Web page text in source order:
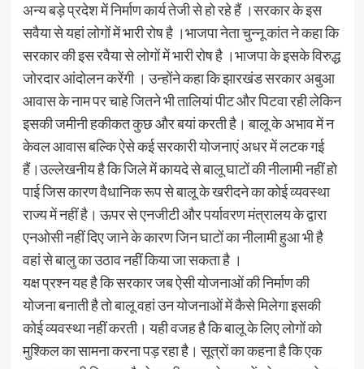
अन्य बड़े प्रदेश में निर्माण कार्य तेजी से हो रहे हैं ।सरकार के इस
सवैया से यहां लोगों में भारी रोष है ।भाजपा नेता चुन्नू कांत ने कहा कि
सरकार की इस रवैया से लोगों में भारी रोष है ।भाजपा के इसके विरुद्ध
जोरदार आंदोलन करेंगी । उन्होंने कहा कि झारखंड सरकार अबुआ
आवास के नाम पर चाहे जितने भी तालियां पीट और पिटवा रही लेकिन
इसकी जमीनी हकीकत कुछ और बयां करती है। बालू के अभाव में न
केवल आवास बल्कि ऐसे कई सरकारी योजनाएं अधर में लटक गई
हैं।उल्लेखनीय है कि जिले में कायदे से बालू घाटों की नीलामी नहीं हो
पाई जिस कारण वैधानिक रूप से बालू के खरीदने का कोई व्यवस्था
राज्य में नहीं है। ऊपर से एनजीटी और पर्यावरण मंत्रालय के द्वारा
एनओसी नहीं दिए जाने के कारण जिन घाटों का नीलामी हुआ भी है
वहां से बालु का उठाव नहीं किया जा सकता है ।
यक्ष प्रश्न यह है कि सरकार जब ऐसी योजनाओं की निर्माण की
योजना बनाती है तो बालू वहां उन योजनाओं में कैसे मिलेगा इसकी
कोई व्यवस्था नहीं करती। यही वजह है कि बालू के लिए लोगों को
मुश्किल का सामना करना पड़ रहा है। सूत्रों का कहना है कि एक